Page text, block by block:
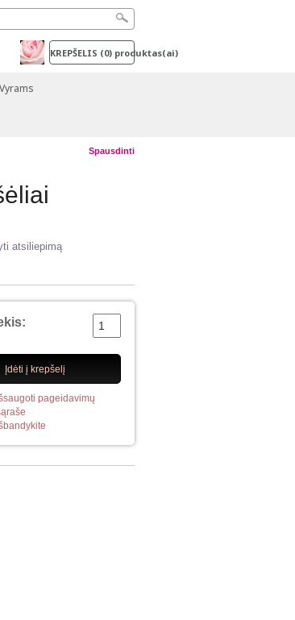
KREPŠELIS (0) produktas(ai)
Vyrams
Spausdinti
atsiliepimą
Įdėti į krepšelį
pageidavimų